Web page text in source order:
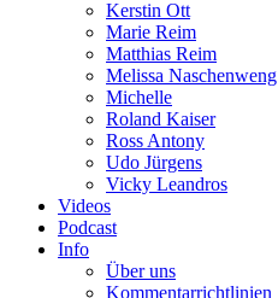
Kerstin Ott
Marie Reim
Matthias Reim
Melissa Naschenweng
Michelle
Roland Kaiser
Ross Antony
Udo Jürgens
Vicky Leandros
Videos
Podcast
Info
Über uns
Kommentarrichtlinien